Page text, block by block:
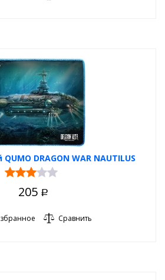
DRAGON WAR NAUTILUS
205 Р
Сравнить